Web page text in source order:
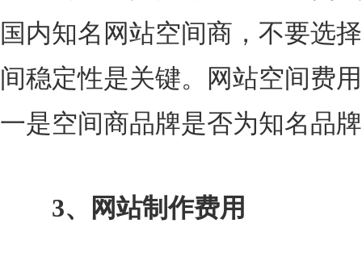
国内知名网站空间商，不要选
间稳定性是关键。网站空间费
一是空间商品牌是否为知名品
3、网站制作费用